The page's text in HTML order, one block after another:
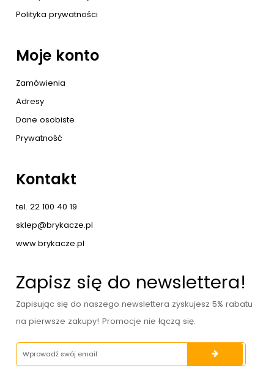
Polityka prywatności
Moje konto
Zamówienia
Adresy
Dane osobiste
Prywatność
Kontakt
tel. 22 100 40 19
sklep@brykacze.pl
www.brykacze.pl
Zapisz się do newslettera!
Zapisując się do naszego newslettera zyskujesz 5% rabatu
na pierwsze zakupy! Promocje nie łączą się.